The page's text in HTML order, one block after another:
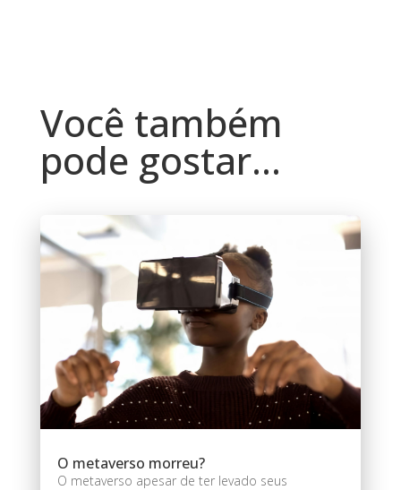
Você também
pode gostar…
O metaverso morreu?
O metaverso apesar de ter levado seus